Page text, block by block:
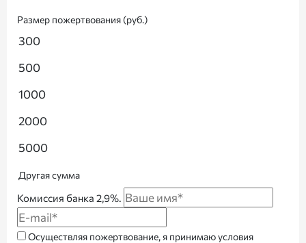
Размер пожертвования (руб.)
300
500
1000
2000
5000
Другая сумма
Комиссия банка 2,9%.
Осуществляя пожертвование, я принимаю условия